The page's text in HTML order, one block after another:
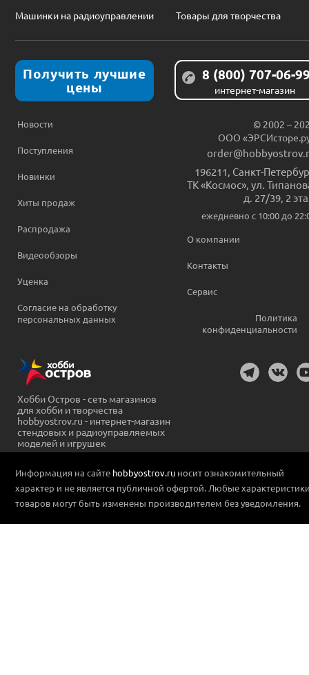
Машинки на радиоуправлении
Товары для творчества
Получить лучшие
цены
8 (800) 707-06-
интернет-магазин
Новости
Поступления
Новинки
Хиты продаж
Распродажа
Видеообзоры
Уценка
Согласие на обработку
персональных данных
© 2002 –
ООО
196211 Санкт-
ТК «Космос», ул.
д. 27/39, 2
ежедневно c 10:00 до
О компании
Контакты
Сервис
Политика
конфиденциальности
Хобби Остров - сеть магазинов
для хобби и творчества
hobbyostrov.ru - интернет-магазин
стендовых и радиоуправляемых
моделей и игрушек
Информация на сайте hobbyostrov.ru носит ознакомительный
характер и не является публичной офертой. Любые
товаров могут быть изменены производителем без уведомления.